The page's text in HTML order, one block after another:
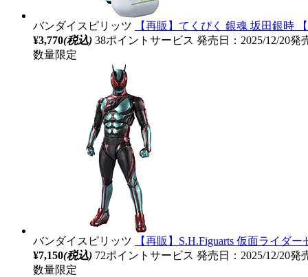
バンダイスピリッツ
【再販】てくぴく 銀魂 坂田銀時 【
¥3,770(税込) 38ポイントサービス 発売日：2025/12/20発
数量限定
バンダイスピリッツ
【再販】S.H.Figuarts 仮面ライダ
¥7,150(税込) 72ポイントサービス 発売日：2025/12/20発
数量限定